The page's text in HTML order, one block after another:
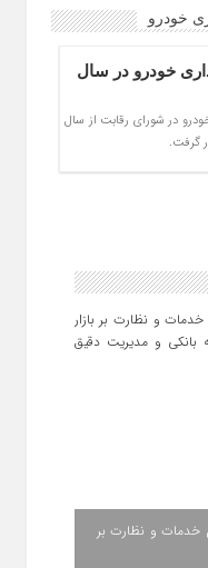
خودرو
خودرو در سال
در شورای رقابت از سال
خدمات و نظارت بر